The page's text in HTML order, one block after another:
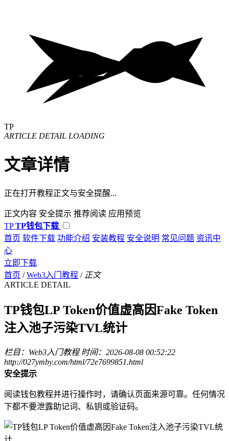
TP
ARTICLE DETAIL LOADING
文章详情
正在打开教程正文与安全提醒...
正文内容 安全提示 推荐阅读 应用预览
TP TP钱包下载
首页 软件下载 功能介绍 安装教程 安全说明 常见问题 资讯中
心
立即下载
首页 / Web3入门教程 / 正文
ARTICLE DETAIL
TP钱包LP Token价值虚高因Fake Token
注入池子污染TVL统计
栏目：Web3入门教程 时间：2026-08-08 00:52:22
http://027ymby.com/html/72e7699851.html
安全提示
阅读钱包教程并进行操作时，请确认页面来源可靠。任何情况
下都不要泄露助记词、私钥或验证码。